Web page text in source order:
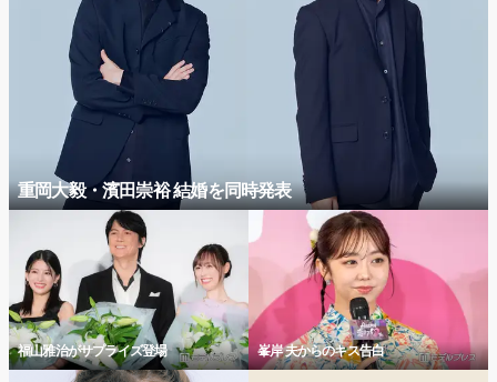
重岡大毅・濱田崇裕 結婚を同時発表
福山雅治がサプライズ登場 峯岸 夫からのキス告白